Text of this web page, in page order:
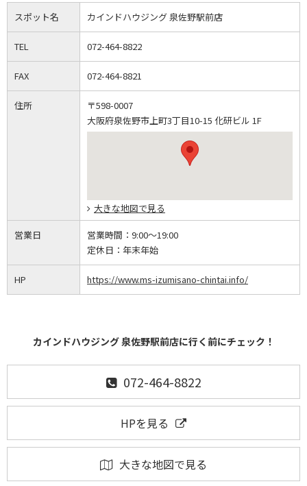
スポット名 カインドハウジング 泉佐野駅前店
TEL 072-464-8822
FAX 072-464-8821
住所
〒598-0007
大阪府泉佐野市上町3丁目10-15 化研ビル 1F
大きな地図で見る
営業日 営業時間： 9:00～19:00
定休日： 年末年始
HP https://www.ms-izumisano-chintai.info/
カインドハウジング 泉佐野駅前店に行く前にチェック！
072-464-8822
HPを見る
大きな地図で見る